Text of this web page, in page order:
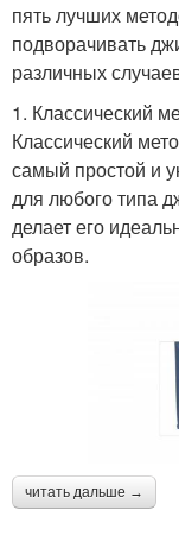
пять лучших
подворачивать
различных
1. Классический
Классический
самый простой и
для любого типа
делает его
образов.
читать дальше →